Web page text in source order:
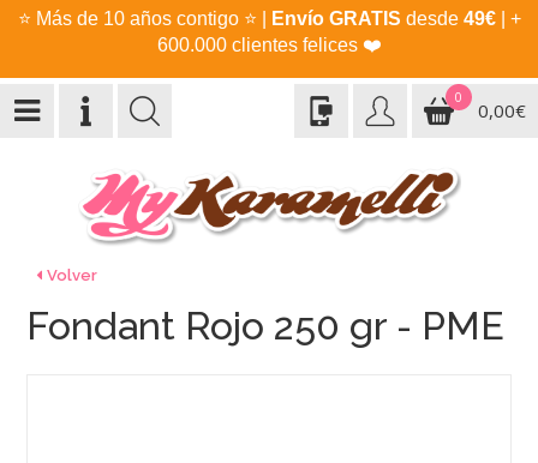
⭐ Más de 10 años contigo ⭐ Envío GRATIS desde 49€| +
600.000 clientes felices ❤️
0
0,00€
Volver
Fondant Rojo 250 gr - PME